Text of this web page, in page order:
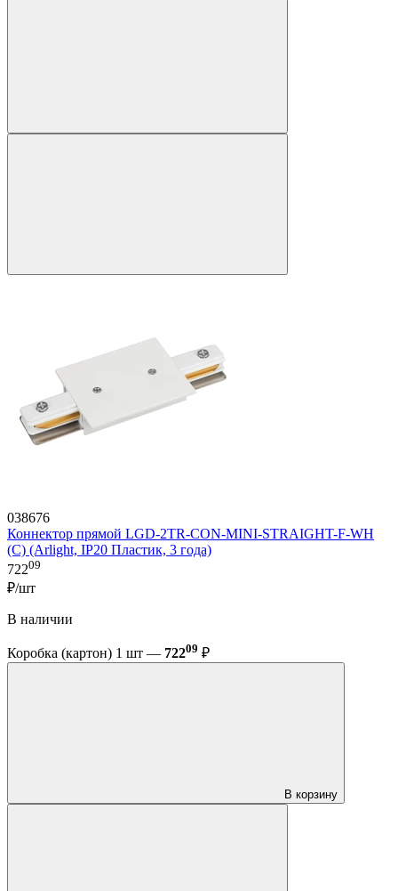
038676
Коннектор прямой LGD-2TR-CON-MINI-STRAIGHT-F-WH
(C) (Arlight, IP20 Пластик, 3 года)
72209
₽/шт
В наличии
Коробка (картон) 1 шт — 72209 ₽
В корзину